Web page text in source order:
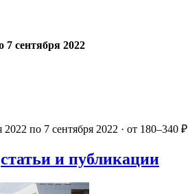
7 сентября 2022
по 7 сентября 2022 · от 180–340 ₽
статьи и публикации